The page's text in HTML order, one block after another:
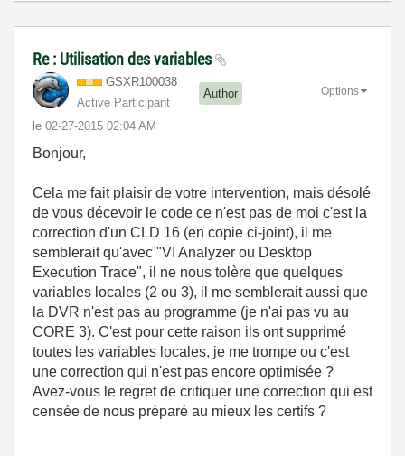
Re : Utilisation des variables
GSXR100038
Active Participant
Author
le ‎02-27-2015 02:04 AM
Options
Bonjour,
Cela me fait plaisir de votre intervention, mais désolé
de vous décevoir le code ce n'est pas de moi c'est la
correction d'un CLD 16 (en copie ci-joint), il me
semblerait qu'avec "VI Analyzer ou Desktop
Execution Trace", il ne nous tolère que quelques
variables locales (2 ou 3), il me semblerait aussi que
la DVR n'est pas au programme (je n'ai pas vu au
CORE 3). C'est pour cette raison ils ont supprimé
toutes les variables locales, je me trompe ou c'est
une correction qui n'est pas encore optimisée ?
Avez-vous le regret de critiquer une correction qui est
censée de nous préparé au mieux les certifs ?